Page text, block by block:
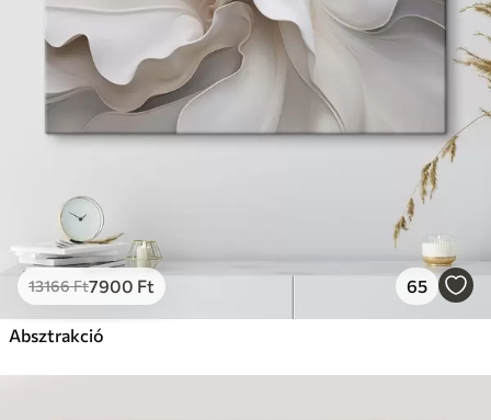
13166Ft7900 Ft 65
Absztrakció